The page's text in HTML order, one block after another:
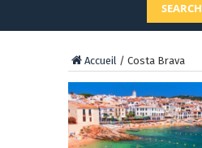
SEARCH
Accueil / Costa Brava